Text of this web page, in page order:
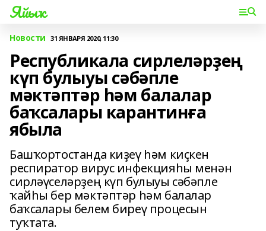
Яйыҡ
Новости 31 ЯНВАРЯ 2020, 11:30
Республикала сирлеләрҙең
күп булыуы сәбәпле
мәктәптәр һәм балалар
баҡсалары карантинға
ябыла
Башҡортостанда киҙеү һәм киҫкен
респиратор вирус инфекцияһы менән
сирләүселәрҙең күп булыуы сәбәпле
ҡайһы бер мәктәптәр һәм балалар
баҡсалары белем биреү процесын
туҡтата.